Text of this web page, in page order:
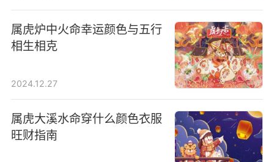
属虎炉中火命幸运颜色与五行
相生相克
2024.12.27
属虎大溪水命穿什么颜色衣服
旺财指南